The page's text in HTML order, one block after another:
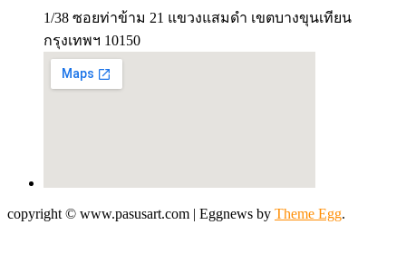
1/38 ซอยท่าข้าม 21 แขวงแสมดำ เขตบางขุนเทียน
กรุงเทพฯ 10150
copyright © www.pasusart.com | Eggnews by Theme Egg.